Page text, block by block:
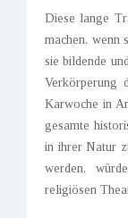
Diese lange
machen, wenn
sie bildende
Verkörperung
Karwoche in
gesamte
in ihrer Natur
werden,
religiösen